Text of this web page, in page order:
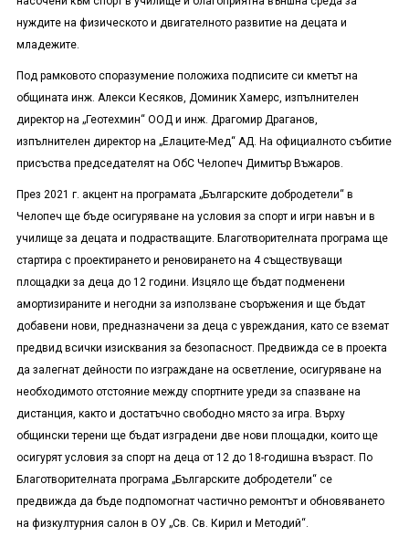
нуждите на физическото и двигателното развитие на децата и
младежите.
Под рамковото споразумение положиха подписите си кметът на
общината инж. Алекси Кесяков, Доминик Хамерс, изпълнителен
директор на „Геотехмин“ ООД и инж. Драгомир Драганов,
изпълнителен директор на „Елаците-Мед“ АД. На официалното събитие
присъства председателят на ОбС Челопеч Димитър Въжаров.
През 2021 г. акцент на програмата „Българските добродетели“ в
Челопеч ще бъде осигуряване на условия за спорт и игри навън и в
училище за децата и подрастващите. Благотворителната програма ще
стартира с проектирането и реновирането на 4 съществуващи
площадки за деца до 12 години. Изцяло ще бъдат подменени
амортизираните и негодни за използване съоръжения и ще бъдат
добавени нови, предназначени за деца с увреждания, като се вземат
предвид всички изисквания за безопасност. Предвижда се в проекта
да залегнат дейности по изграждане на осветление, осигуряване на
необходимото отстояние между спортните уреди за спазване на
дистанция, както и достатъчно свободно място за игра. Върху
общински терени ще бъдат изградени две нови площадки, които ще
осигурят условия за спорт на деца от 12 до 18-годишна възраст. По
Благотворителната програма „Българските добродетели“ се
предвижда да бъде подпомогнат частично ремонтът и обновяването
на физкултурния салон в ОУ „Св. Св. Кирил и Методий“.